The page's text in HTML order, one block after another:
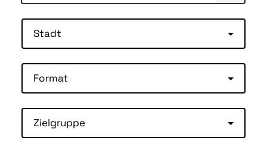
Stadt
Format
Zielgruppe